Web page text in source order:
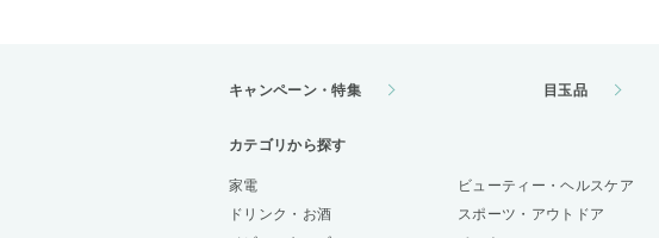
キャンペーン・特集 目玉品
カテゴリから探す
家電 ビューティー・ヘルスケア
ドリンク・お酒
スポーツ・アウトドア